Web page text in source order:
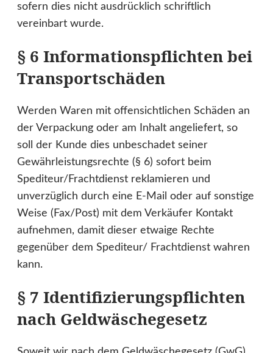
sofern dies nicht ausdrücklich schriftlich
vereinbart wurde.
§ 6 Informationspflichten bei
Transportschäden
Werden Waren mit offensichtlichen Schäden an
der Verpackung oder am Inhalt angeliefert, so
soll der Kunde dies unbeschadet seiner
Gewährleistungsrechte (§ 6) sofort beim
Spediteur/Frachtdienst reklamieren und
unverzüglich durch eine E-Mail oder auf sonstige
Weise (Fax/Post) mit dem Verkäufer Kontakt
aufnehmen, damit dieser etwaige Rechte
gegenüber dem Spediteur/ Frachtdienst wahren
kann.
§ 7 Identifizierungspflichten
nach Geldwäschegesetz